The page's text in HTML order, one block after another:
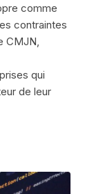
comme
contraintes
CMJN,
qui
de leur